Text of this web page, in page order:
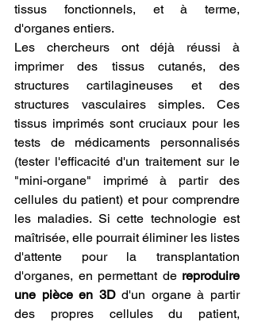
tissus fonctionnels, et à terme,
d'organes entiers.
Les chercheurs ont déjà réussi à
imprimer des tissus cutanés, des
structures cartilagineuses et des
structures vasculaires simples. Ces
tissus imprimés sont cruciaux pour les
tests de médicaments personnalisés
(tester l'efficacité d'un traitement sur le
"mini-organe" imprimé à partir des
cellules du patient) et pour comprendre
les maladies. Si cette technologie est
maîtrisée, elle pourrait éliminer les listes
d'attente pour la transplantation
d'organes, en permettant de reproduire
une pièce en 3D d'un organe à partir
des propres cellules du patient,